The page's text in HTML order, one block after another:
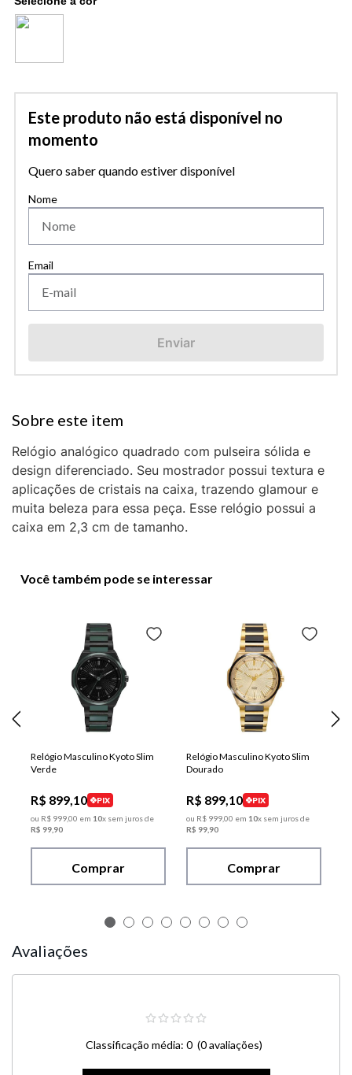
Este produto não está disponível no
momento
Quero saber quando estiver disponível
Enviar
Relógio analógico quadrado com pulseira sólida e
design diferenciado. Seu mostrador possui textura e
aplicações de cristais na caixa, trazendo glamour e
muita beleza para essa peça. Esse relógio possui a
caixa em 2,3 cm de tamanho.
Você também pode se interessar
Relógio Masculino Kyoto Slim
Verde
R$ 899,10
PIX
ou R$ 99900 em 10x sem juros de
R$ 99 90
Comprar
Relógio Masculino Kyoto Slim
Dourado
R$ 899,10
PIX
ou R$ 99900 em 10x sem juros de
R$ 99 90
Comprar
Avaliações
Classificação média: 0 (0 avaliações)